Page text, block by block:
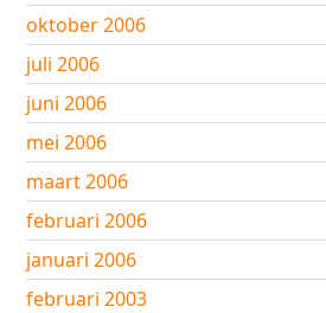
oktober 2006
juli 2006
juni 2006
mei 2006
maart 2006
februari 2006
januari 2006
februari 2003